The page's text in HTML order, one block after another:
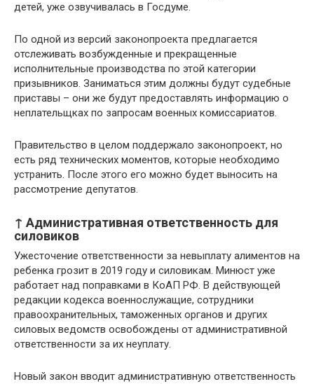
детей, уже озвучивалась в Госдуме.
По одной из версий законопроекта предлагается
отслеживать возбужденные и прекращенные
исполнительные производства по этой категории
призывников. Заниматься этим должны будут судебные
приставы – они же будут предоставлять информацию о
неплательщках по запросам военных комиссариатов.
Правительство в целом поддержало законопроект, но
есть ряд технических моментов, которые необходимо
устранить. После этого его можно будет выносить на
рассмотрение депутатов.
↑ Административная ответственность для
силовиков
Ужесточение ответственности за невыплату алиментов на
ребенка грозит в 2019 году и силовикам. Минюст уже
работает над поправками в КоАП РФ. В действующей
редакции кодекса военнослужащие, сотрудники
правоохранительных, таможенных органов и других
силовых ведомств освобождены от административной
ответственности за их неуплату.
Новый закон вводит административную ответственность